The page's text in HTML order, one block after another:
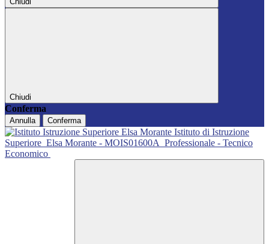
Chiudi
Conferma
Annulla Conferma
Istituto di Istruzione
Superiore Elsa Morante - MOIS01600A Professionale - Tecnico
Economico